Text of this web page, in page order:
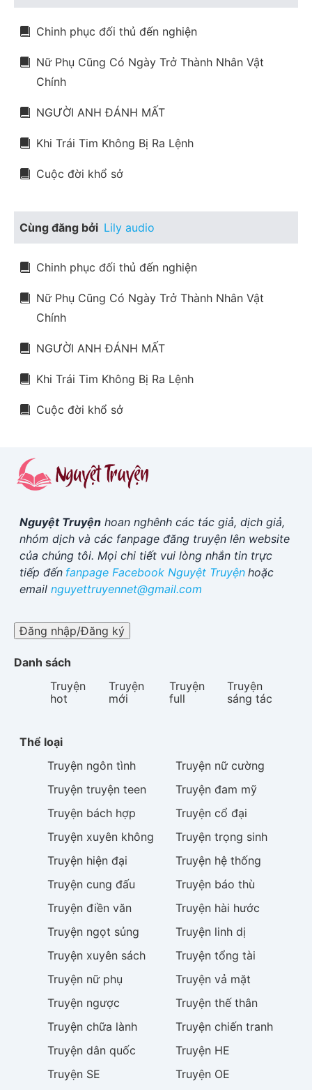
Chinh phục đối thủ đến nghiện
Nữ Phụ Cũng Có Ngày Trở Thành Nhân Vật
Chính
NGƯỜI ANH ĐÁNH MẤT
Khi Trái Tim Không Bị Ra Lệnh
Cuộc đời khổ sở
Cùng đăng bởi Lily audio
Chinh phục đối thủ đến nghiện
Nữ Phụ Cũng Có Ngày Trở Thành Nhân Vật
Chính
NGƯỜI ANH ĐÁNH MẤT
Khi Trái Tim Không Bị Ra Lệnh
Cuộc đời khổ sở
Nguyệt Truyện hoan nghênh các tác giả, dịch giả,
nhóm dịch và các fanpage đăng truyện lên website
của chúng tôi. Mọi chi tiết vui lòng nhắn tin trực
tiếp đến fanpage Facebook Nguyệt Truyện hoặc
email nguyettruyennet@gmail.com
Đăng nhập/Đăng ký
Danh sách
Truyện
hot
Truyện
mới
Truyện
full
Truyện
sáng tác
Thể loại
Truyện ngôn tình Truyện nữ cường
Truyện truyện teen Truyện đam mỹ
Truyện bách hợp Truyện cổ đại
Truyện xuyên không Truyện trọng sinh
Truyện hiện đại Truyện hệ thống
Truyện cung đấu Truyện báo thù
Truyện điền văn Truyện hài hước
Truyện ngọt sủng Truyện linh dị
Truyện xuyên sách Truyện tổng tài
Truyện nữ phụ Truyện vả mặt
Truyện ngược Truyện thế thân
Truyện chữa lành Truyện chiến tranh
Truyện dân quốc Truyện HE
Truyện SE Truyện OE